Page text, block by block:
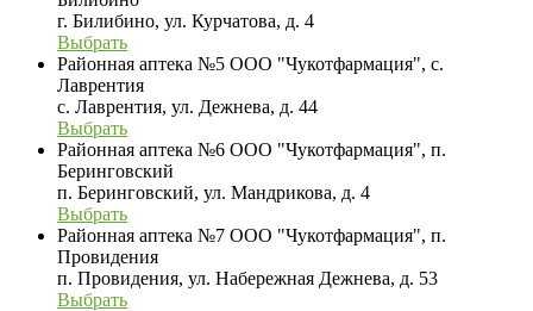
г. Билибино, ул. Курчатова, д. 4
Выбрать
Районная аптека №5 ООО "Чукотфармация", с.
Лаврентия
с. Лаврентия, ул. Дежнева, д. 44
Выбрать
Районная аптека №6 ООО "Чукотфармация", п.
Беринговский
п. Беринговский, ул. Мандрикова, д. 4
Выбрать
Районная аптека №7 ООО "Чукотфармация", п.
Провидения
п. Провидения, ул. Набережная Дежнева, д. 53
Выбрать